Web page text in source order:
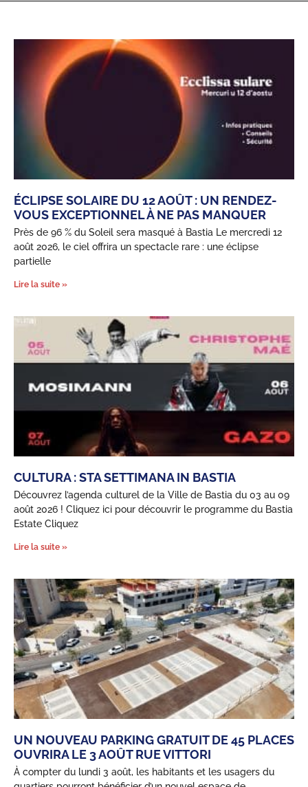
ÉCLIPSE SOLAIRE DU 12 AOÛT : UN RENDEZ-
VOUS EXCEPTIONNEL À NE PAS MANQUER
Près de 96 % du Soleil sera masqué à Bastia Le mercredi 12
août 2026, le ciel offrira un spectacle rare : une éclipse
partielle
Lire la suite »
CULTURA : STA SETTIMANA IN BASTIA
Découvrez l’agenda culturel de la Ville de Bastia du 03 au 09
août 2026 ! Cliquez ici pour découvrir le programme du Bastia
Estate Cliquez
Lire la suite »
UN NOUVEAU PARKING GRATUIT DE 45 PLACES
OUVRIRA LE 3 AOÛT RUE VITTORI
À compter du lundi 3 août, les habitants et les usagers du